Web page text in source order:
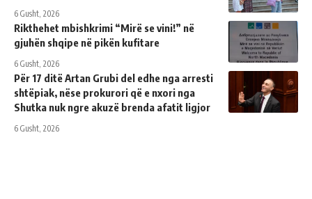
6 Gusht, 2026
Rikthehet mbishkrimi “Mirë se vini!” në
gjuhën shqipe në pikën kufitare
6 Gusht, 2026
Për 17 ditë Artan Grubi del edhe nga arresti
shtëpiak, nëse prokurori që e nxori nga
Shutka nuk ngre akuzë brenda afatit ligjor
6 Gusht, 2026